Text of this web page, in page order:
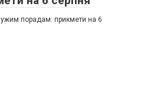
порадам: прикмети на 6